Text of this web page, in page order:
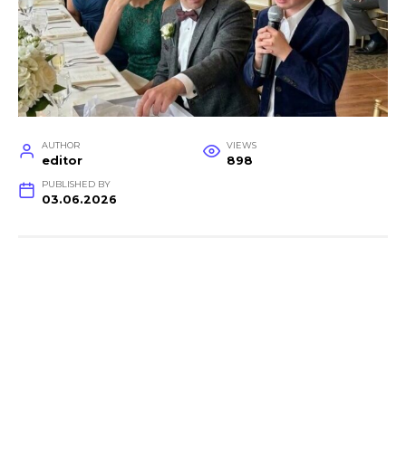
AUTHOR
editor
VIEWS
898
PUBLISHED BY
03.06.2026